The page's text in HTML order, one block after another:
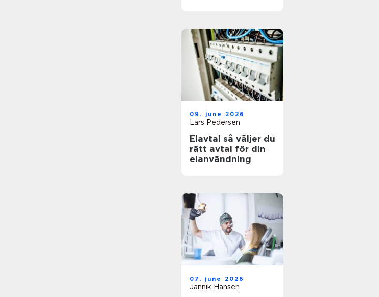
09. june 2026
Lars Pedersen
Elavtal så väljer du
rätt avtal för din
elanvändning
07. june 2026
Jannik Hansen